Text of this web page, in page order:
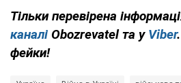
Тільки перевірена
каналі Obozrevatel та у Viber
фейки!